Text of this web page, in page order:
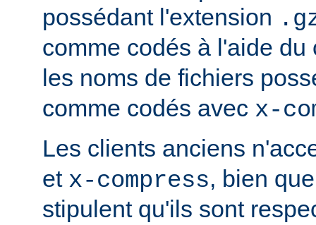
possédant l'extension
comme codés à l'aide
les noms de fichiers
comme codés avec x-
Les clients anciens
et x-compress, bien
stipulent qu'ils sont